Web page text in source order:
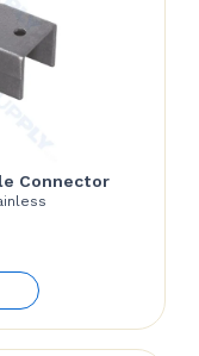
Connector